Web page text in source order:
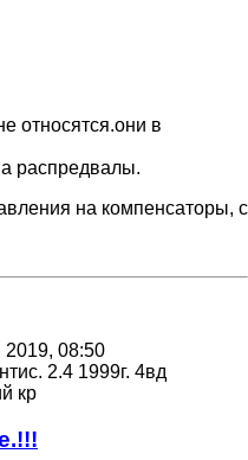
относятся.они в
распредвалы.
на компенсаторы, с
2019, 08:50
2.4 1999г. 4вд
кр